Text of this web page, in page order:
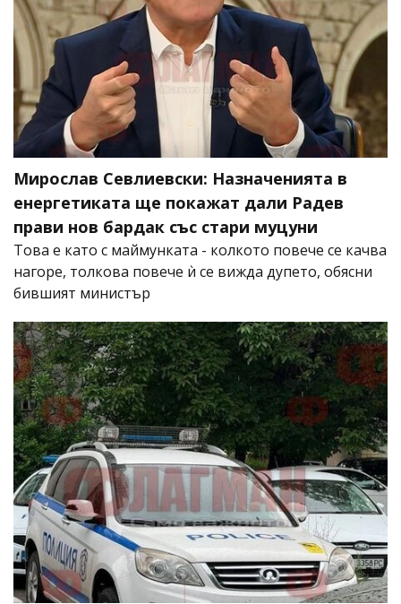
Мирослав Севлиевски: Назначенията в
енергетиката ще покажат дали Радев
прави нов бардак със стари муцуни
Това е като с маймунката - колкото повече се качва
нагоре, толкова повече ѝ се вижда дупето, обясни
бившият министър